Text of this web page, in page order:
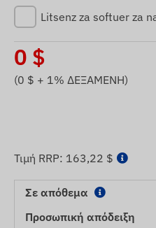
Litsenz za softuer za
0 $
(0 $ + 1% ΔΕΞΑΜΕΝΗ)
Τιμή RRP: 163,22 $
Σε απόθεμα
Προσωπική απόδειξη